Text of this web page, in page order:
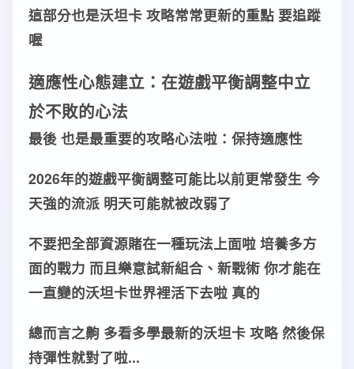
這部分也是沃坦卡 攻略常常更新的重點 要追蹤
喔
適應性心態建立 ：在遊戲平衡調整中立
於不敗的心法
最後 也是最重要的攻略心法啦：保持適應性
2026年的遊戲平衡調整可能比以前更常發生 今
天強的流派 明天可能就被改弱了
不要把全部資源賭在一種玩法上面啦 培養多方
面的戰力 而且樂意試新組合 、 新戰術 你才能在
一直變的沃坦卡世界裡活下去啦 真的
總而言之齁 多看多學最新的沃坦卡 攻略 然後保
持彈性就對了啦...